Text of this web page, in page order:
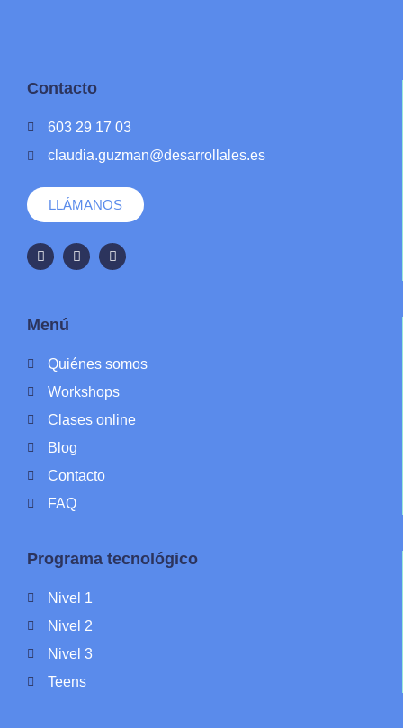
Contacto
603 29 17 03
claudia.guzman@desarrollales.es
LLÁMANOS
Menú
Quiénes somos
Workshops
Clases online
Blog
Contacto
FAQ
Programa tecnológico
Nivel 1
Nivel 2
Nivel 3
Teens